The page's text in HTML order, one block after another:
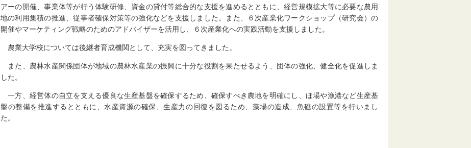
アーの開催、事業体等が行う体験研修、資金の貸付等総合的な支援を進めるとともに、経営規模拡大等に必要な農用
地の利用集積の推進、従事者確保対策等の強化などを支援しました。また、６次産業化ワークショップ（研究会）の
開催やマーケティング戦略のためのアドバイザーを活用し、６次産業化への実践活動を支援しました。
農業大学校については後継者育成機関として、充実を図ってきました。
また、農林水産関係団体が地域の農林水産業の振興に十分な役割を果たせるよう、団体の強化、健全化を促進しま
した。
一方、経営体の自立を支える優良な生産基盤を確保するため、確保すべき農地を明確にし、ほ場や漁港など生産基
盤の整備を推進するとともに、水産資源の確保、生産力の回復を図るため、藻場の造成、魚礁の設置等を行いまし
た。